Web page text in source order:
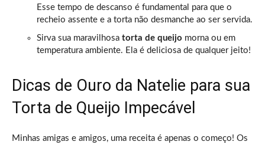
Esse tempo de descanso é fundamental para que o
recheio assente e a torta não desmanche ao ser servida.
Sirva sua maravilhosa torta de queijo morna ou em
temperatura ambiente. Ela é deliciosa de qualquer jeito!
Dicas de Ouro da Natelie para sua
Torta de Queijo Impecável
Minhas amigas e amigos, uma receita é apenas o começo! Os